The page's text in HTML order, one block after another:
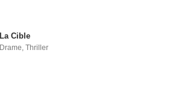
La Cible
Drame,Thriller